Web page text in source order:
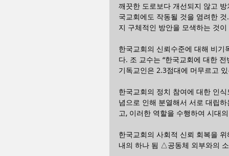
깨끗한 도로보다 개선되지 않고
국교회에도 작동될 것을 염려한
지 구체적인 방안을 모색하는 것
한국교회의 신뢰수준에 대해 비
다. 조 교수는 “한국교회에 대한
기독교인은 2.3점대에 머무르고
한국교회의 정치 참여에 대한 인
념으로 인해 분열해서 서로 대립
고, 이러한 역할을 수행하여 시대
한국교회의 사회적 신뢰 회복을
내의 하나 됨 △공동체 외부와의